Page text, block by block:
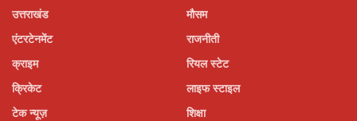
उत्तराखंड
एंटरटेनमेंट
क्राइम
क्रिकेट
टेक न्यूज़
मौसम
राजनीती
रियल स्टेट
लाइफ स्टाइल
शिक्षा